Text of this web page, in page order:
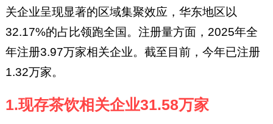
关企业呈现显著的区域集聚效应，华东地区以
32.17%的占比领跑全国。注册量方面，2025年全
年注册3.97万家相关企业。截至目前，今年已注册
1.32万家。
1.现存茶饮相关企业31.58万家